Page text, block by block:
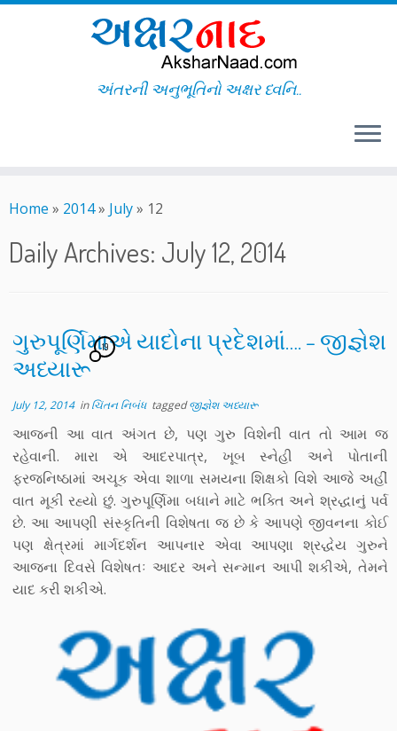
to
અંતરની અનુભૂતિનો અક્ષર ધ્વનિ..
Home » 2014» July» 12
Daily Archives: July 12, 2014
ગુરુપૂર્ણિમાએ યાદોના પ્રદેશમાં…. – જીજ્ઞેશ
અધ્યારૂ
19
July 12, 2014inચિંતન નિબંધ taggedજીજ્ઞેશ અધ્યારૂ
આજની આ વાત અંગત છે, પણ ગુરુ વિશેની વાત તો આમ જ
રહેવાની. મારા એ આદરપાત્ર, ખૂબ સ્નેહી અને પોતાની
ફરજનિષ્ઠામાં અચૂક એવા શાળા સમયના શિક્ષકો વિશે આજે અહીં
વાત મૂકી રહ્યો છું. ગુરુપૂર્ણિમા બધાને માટે ભક્તિ અને શ્રદ્ધાનું પર્વ
છે. આ આપણી સંસ્કૃતિની વિશેષતા જ છે કે આપણે જીવનના કોઈ
પણ ક્ષેત્રમાં માર્ગદર્શન આપનાર એવા આપણા શ્રદ્ધેય ગુરુને
આજના દિવસે વિશેષતઃ આદર અને સન્માન આપી શકીએ, તેમને
યાદ કરી શકીએ.